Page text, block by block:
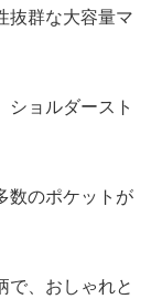
抜群な大容量マ
ショルダースト
数のポケットが
で、おしゃれと